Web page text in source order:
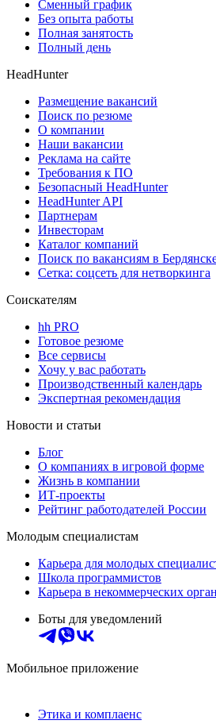
Сменный график
Без опыта работы
Полная занятость
Полный день
HeadHunter
Размещение вакансий
Поиск по резюме
О компании
Наши вакансии
Реклама на сайте
Требования к ПО
Безопасный HeadHunter
HeadHunter API
Партнерам
Инвесторам
Каталог компаний
Поиск по вакансиям в
Сетка: соцсеть для нетворкинга
Соискателям
hh PRO
Готовое резюме
Все сервисы
Хочу у вас работать
Производственный календарь
Экспертная рекомендация
Новости и статьи
Блог
О компаниях в игровой форме
Жизнь в компании
ИТ-проекты
Рейтинг работодателей России
Молодым специалистам
Карьера для молодых
Школа программистов
Карьера в некоммерческих
Боты для уведомлений
Мобильное приложение
Этика и комплаенс